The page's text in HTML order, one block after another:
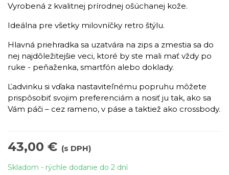
Vyrobená z kvalitnej prírodnej ošúchanej kože.
Ideálna pre všetky milovníčky retro štýlu.
Hlavná priehradka sa uzatvára na zips a zmestia sa do
nej najdôležitejšie veci, ktoré by ste mali mať vždy po
ruke - peňaženka, smartfón alebo doklady.
Ľadvinku si vďaka nastaviteľnému popruhu môžete
prispôsobiť svojim preferenciám a nosiť ju tak, ako sa
Vám páči – cez rameno, v páse a taktiež ako crossbody.
43,00 € (s DPH)
Skladom - rýchle dodanie do 2 dní